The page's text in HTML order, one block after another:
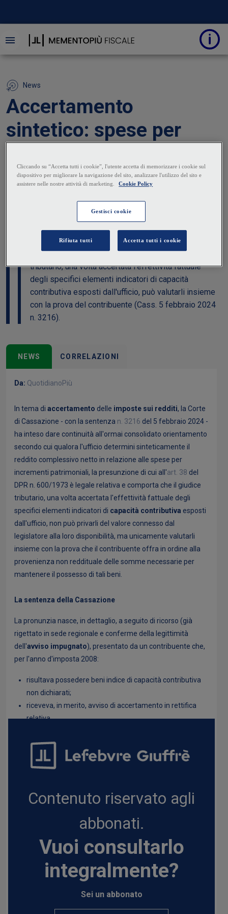
News
Accertamento
sintetico: spese per
rilevate
Gaetano Murano
La Cassazione si è pronunciata su un caso relativo
alle spese per incrementi patrimoniali dando
continuità all'orientamento secondo cui il giudice
tributario, una volta accertata l'effettività fattuale
degli specifici elementi indicatori di capacità
contributiva esposti dall'ufficio, può valutarli insieme
con la prova del contribuente (Cass. 5 febbraio 2024
n. 3216).
NEWS CORRELAZIONI
Da: QuotidianoPiù
In tema di accertamento delle imposte sui redditi, la Corte
di Cassazione - con la sentenza n. 3216 del 5 febbraio 2024 -
ha inteso dare continuità all'ormai consolidato orientamento
secondo cui qualora l'ufficio determini sinteticamente il
reddito complessivo netto in relazione alle spese per
incrementi patrimoniali, la presunzione di cui all'art. 38 del
DPR n. 600/1973 è legale relativa e comporta che il giudice
tributario, una volta accertata l'effettività fattuale degli
specifici elementi indicatori di capacità contributiva esposti
dall'ufficio, non può privarli del valore connesso dal
legislatore alla loro disponibilità, ma unicamente valutarli
insieme con la prova che il contribuente offra in ordine alla
provenienza non reddituale delle somme necessarie per
mantenere il possesso di tali beni.
La sentenza della Cassazione
La pronunzia nasce, in dettaglio, a seguito di ricorso (già
rigettato in sede regionale e conferme della legittimità
dell'avviso impugnato), presentato da un contribuente che,
per l'anno d'imposta 2008:
risultava possedere beni indice di capacità contributiva
non dichiarati;
riceveva, in merito, avviso di accertamento in rettifica
relativa...
Contenuto riservato agli
abbonati.
Vuoi consultarlo
integralmente?
Sei un abbonato